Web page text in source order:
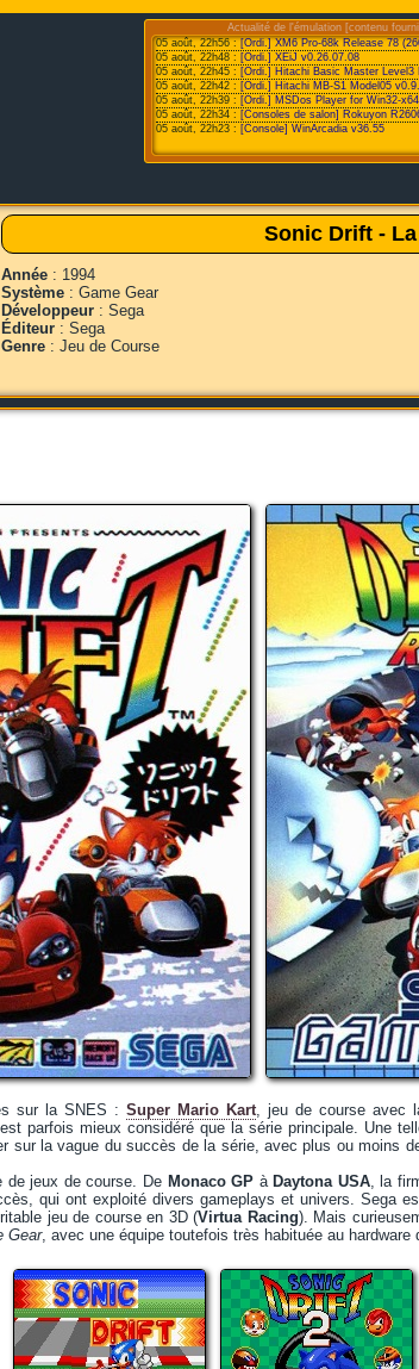
Actualité de l'émulation [contenu
05 août, 22h56 :[Ordi.] XM6 Pro-68k Release 78
05 août, 22h48 : [Ordi.] XEiJ v0.26.07.08
05 août, 22h45 : [Ordi.] Hitachi Basic Master Level3
05 août, 22h42 : [Ordi.] Hitachi MB-S1 Model05
05 août, 22h39 : [Ordi.] MSDos Player for Win32-
05 août, 22h34 : [Consoles de salon] Rokuyon
05 août, 22h23 : [Console] WinArcadia v36.55
Sonic Drift -
Année : 1994
Système : Game Gear
Développeur : Sega
Éditeur : Sega
Genre : Jeu de Course
sur la SNES : Super Mario Kart, jeu de course avec
parfois mieux considéré que la série principale. Une
sur la vague du succès de la série, avec plus ou moins
de jeux de course. De Monaco GP à Daytona USA, la
qui ont exploité divers gameplays et univers. Sega
jeu de course en 3D (Virtua Racing). Mais
Gear, avec une équipe toutefois très habituée au hardware